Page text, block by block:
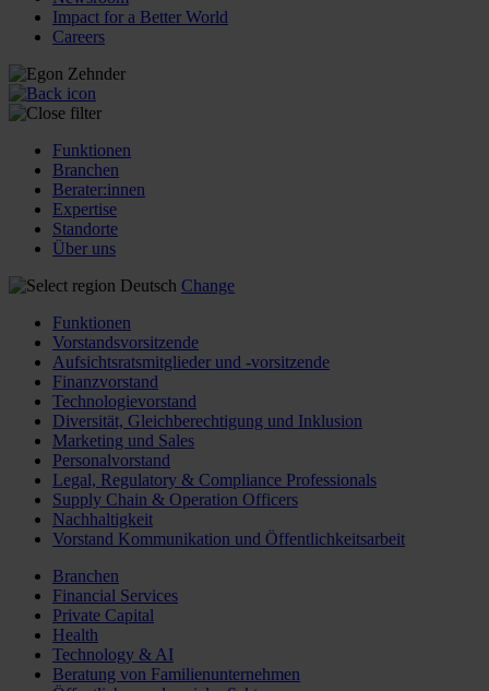
Impact for a Better World
Careers
Funktionen
Branchen
Berater:innen
Expertise
Standorte
Über uns
Deutsch Change
Funktionen
Vorstandsvorsitzende
Aufsichtsratsmitglieder und -vorsitzende
Finanzvorstand
Technologievorstand
Diversität, Gleichberechtigung und Inklusion
Marketing und Sales
Personalvorstand
Legal, Regulatory & Compliance Professionals
Supply Chain & Operation Officers
Nachhaltigkeit
Vorstand Kommunikation und Öffentlichkeitsarbeit
Branchen
Financial Services
Private Capital
Health
Technology & AI
Beratung von Familienunternehmen